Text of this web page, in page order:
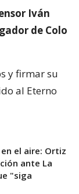
Iván
de Colo
y firmar su
al Eterno
el aire: Ortiz
ante La
"siga